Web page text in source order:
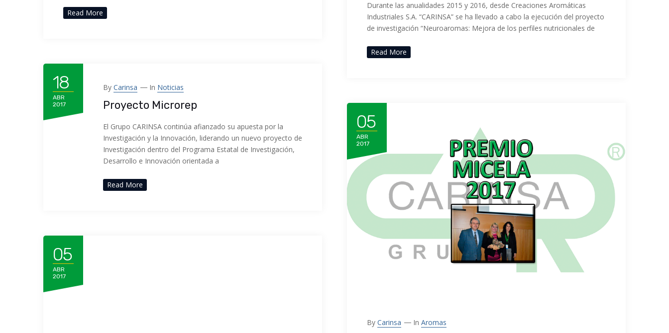
Read More
Durante las anualidades 2015 y 2016, desde Creaciones Aromáticas
Industriales S.A. “CARINSA” se ha llevado a cabo la ejecución del proyecto
de investigación “Neuroaromas: Mejora de los perfiles nutricionales de
Read More
18
ABR
2017
By Carinsa In Noticias
Proyecto Microrep
El Grupo CARINSA continúa afianzado su apuesta por la
Investigación y la Innovación, liderando un nuevo proyecto de
Investigación dentro del Programa Estatal de Investigación,
Desarrollo e Innovación orientada a
Read More
05
ABR
2017
By Carinsa In Aromas
05
ABR
2017